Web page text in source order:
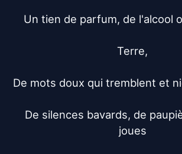
Un tien de parfum, de l'alcool
Terre,
De mots doux qui tremblent et
De silences bavards, de
joues